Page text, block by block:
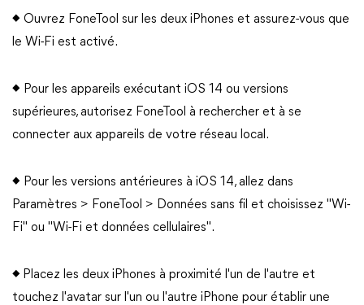
◆ Ouvrez FoneTool sur les deux iPhones et assurez-vous que
le Wi-Fi est activé.
◆ Pour les appareils exécutant iOS 14 ou versions
supérieures, autorisez FoneTool à rechercher et à se
connecter aux appareils de votre réseau local.
◆ Pour les versions antérieures à iOS 14, allez dans
Paramètres > FoneTool > Données sans fil et choisissez "Wi-
Fi" ou "Wi-Fi et données cellulaires".
◆ Placez les deux iPhones à proximité l'un de l'autre et
touchez l'avatar sur l'un ou l'autre iPhone pour établir une